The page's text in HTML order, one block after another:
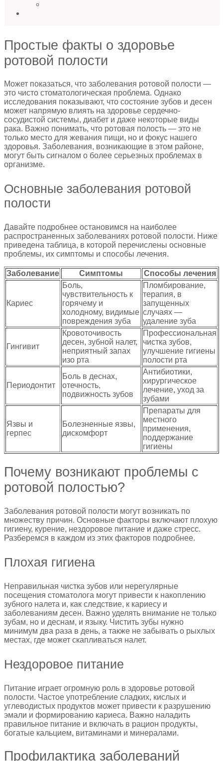
Простые факты о здоровье
ротовой полости
Может показаться, что заболевания ротовой полости —
это чисто стоматологическая проблема. Однако
исследования показывают, что состояние зубов и десен
может напрямую влиять на здоровье сердечно-
сосудистой системы, диабет и даже некоторые виды
рака. Важно понимать, что ротовая полость — это не
только место для жевания пищи, но и фокус нашего
здоровья. Заболевания, возникающие в этом районе,
могут быть сигналом о более серьезных проблемах в
организме.
Основные заболевания ротовой
полости
Давайте подробнее остановимся на наиболее
распространенных заболеваниях ротовой полости. Ниже
приведена таблица, в которой перечислены основные
проблемы, их симптомы и способы лечения.
Заболевание Симптомы Способы лечения
Кариес
Боль,
чувствительность к
горячему и
холодному, видимые
повреждения зуба
Пломбирование,
терапия, в
запущенных
случаях —
удаление зуба
Гингивит
Кровоточивость
десен, зубной налет,
неприятный запах
изо рта
Профессиональная
чистка зубов,
улучшение гигиены
полости рта
Периодонтит
Боль в деснах,
отечность,
подвижность зубов
Антибиотики,
хирургическое
лечение, уход за
зубами
Язвы и
герпес
Болезненные язвы,
дискомфорт
Препараты для
местного
применения,
поддержание
гигиены
Почему возникают проблемы с
ротовой полостью?
Заболевания ротовой полости могут возникать по
множеству причин. Основные факторы включают плохую
гигиену, курение, нездоровое питание и даже стресс.
Разберемся в каждом из этих факторов подробнее.
Плохая гигиена
Неправильная чистка зубов или нерегулярные
посещения стоматолога могут привести к накоплению
зубного налета и, как следствие, к кариесу и
заболеваниям десен. Важно уделять внимание не только
зубам, но и деснам, и языку. Чистить зубы нужно
минимум два раза в день, а также не забывать о рыхлых
местах, где может скапливаться налет.
Нездоровое питание
Питание играет огромную роль в здоровье ротовой
полости. Частое употребление сладких, кислых и
углеводистых продуктов может привести к разрушению
эмали и формированию кариеса. Важно наладить
правильное питание и включать в рацион продукты,
богатые кальцием, витаминами и минералами.
Профилактика заболеваний